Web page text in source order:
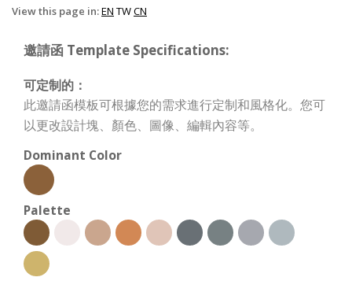
View this page in:EN TWCN
邀請函 Template Specifications:
可定制的：
此邀請函模板可根據您的需求進行定制和風格化。您可
以更改設計塊、顏色、圖像、編輯內容等。
Dominant Color
Palette